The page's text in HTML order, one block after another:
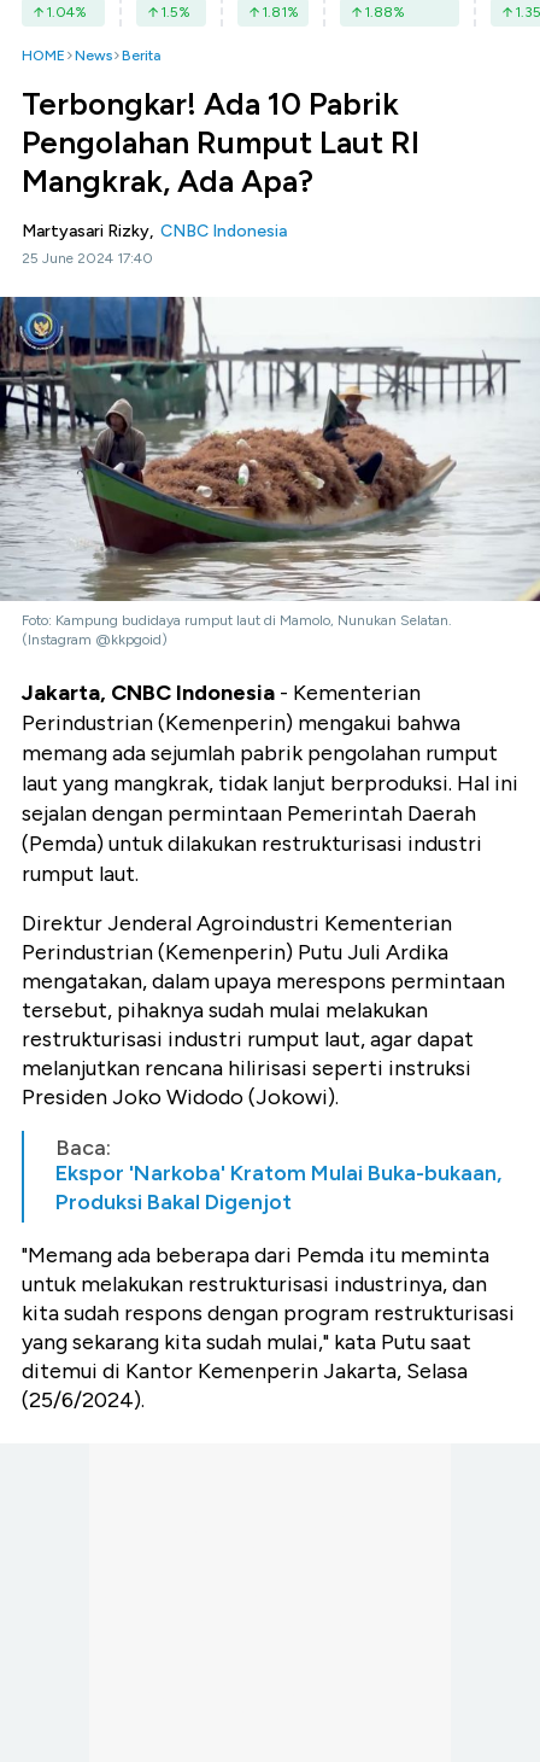
1.04% 1.5% 1.81% 1.88% 1.35
HOME News Berita
Terbongkar! Ada 10 Pabrik
Pengolahan Rumput Laut RI
Mangkrak, Ada Apa?
Martyasari Rizky, CNBC Indonesia
25 June 2024 17:40
Foto: Kampung budidaya rumput laut di Mamolo, Nunukan Selatan.
(Instagram @kkpgoid)
Jakarta, CNBC Indonesia - Kementerian
Perindustrian (Kemenperin) mengakui bahwa
memang ada sejumlah pabrik pengolahan rumput
laut yang mangkrak, tidak lanjut berproduksi. Hal ini
sejalan dengan permintaan Pemerintah Daerah
(Pemda) untuk dilakukan restrukturisasi industri
rumput laut.
Direktur Jenderal Agroindustri Kementerian
Perindustrian (Kemenperin) Putu Juli Ardika
mengatakan, dalam upaya merespons permintaan
tersebut, pihaknya sudah mulai melakukan
restrukturisasi industri rumput laut, agar dapat
melanjutkan rencana hilirisasi seperti instruksi
Presiden Joko Widodo (Jokowi).
Baca:
Ekspor 'Narkoba' Kratom Mulai Buka-bukaan,
Produksi Bakal Digenjot
"Memang ada beberapa dari Pemda itu meminta
untuk melakukan restrukturisasi industrinya, dan
kita sudah respons dengan program restrukturisasi
yang sekarang kita sudah mulai," kata Putu saat
ditemui di Kantor Kemenperin Jakarta, Selasa
(25/6/2024).